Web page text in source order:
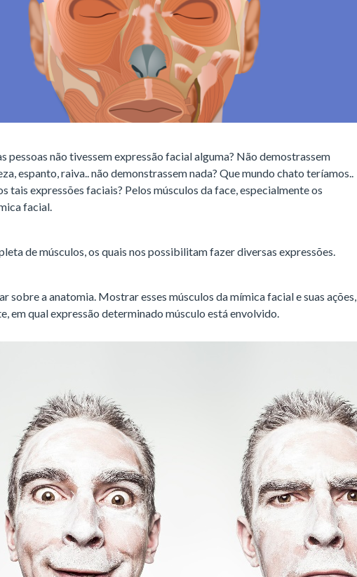
pessoas não tivessem expressão facial alguma? Não demostrassem
espanto, raiva.. não demonstrassem nada? Que mundo chato teríamos..
tais expressões faciais? Pelos músculos da face, especialmente os
facial.
de músculos, os quais nos possibilitam fazer diversas expressões.
sobre a anatomia. Mostrar esses músculos da mímica facial e suas ações,
em qual expressão determinado músculo está envolvido.